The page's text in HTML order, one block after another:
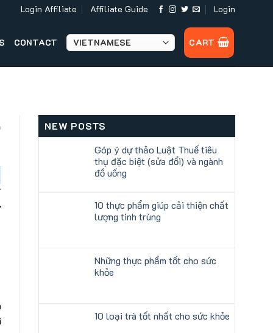
Login Affiliate Affiliate Guide Login
CONTACT CART
NEW POSTS
Góp ý dự thảo Luật Thuế tiêu
thụ đặc biệt (sửa đổi) và ngành
đồ uống
10 thực phẩm giúp cải thiện chất
lượng tinh trùng
Những thực phẩm tốt cho sức
khỏe
10 loại trà tốt nhất cho sức khỏe